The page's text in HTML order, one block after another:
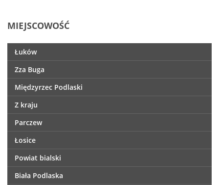
MIEJSCOWOŚĆ
Łuków
Zza Buga
Międzyrzec Podlaski
Z kraju
Parczew
Łosice
Powiat bialski
Biała Podlaska